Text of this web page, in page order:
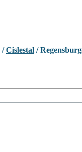
/Cislestal /